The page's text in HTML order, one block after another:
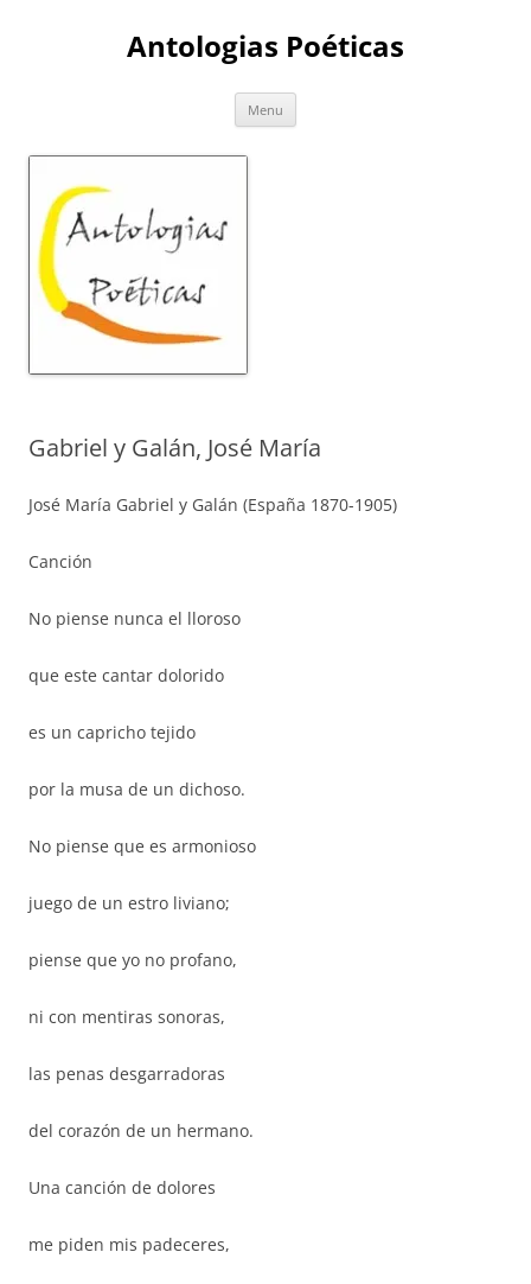
Antologias Poéticas
Menu
Gabriel y Galán, José María
José María Gabriel y Galán (España 1870-1905)
Canción
No piense nunca el lloroso
que este cantar dolorido
es un capricho tejido
por la musa de un dichoso.
No piense que es armonioso
juego de un estro liviano;
piense que yo no profano,
ni con mentiras sonoras,
las penas desgarradoras
del corazón de un hermano.
Una canción de dolores
me piden mis padeceres,